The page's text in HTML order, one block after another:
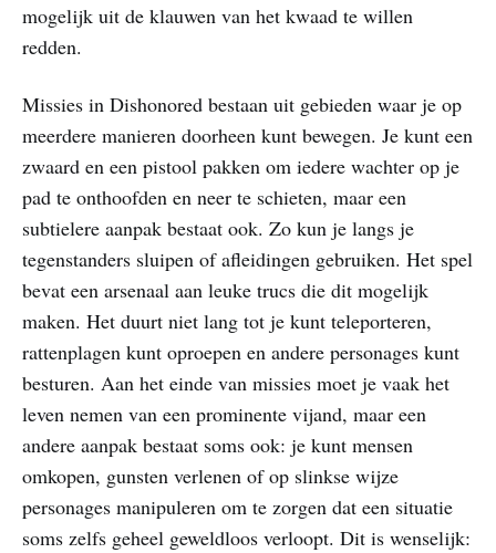
mogelijk uit de klauwen van het kwaad te willen
redden.
Missies in Dishonored bestaan uit gebieden waar je op
meerdere manieren doorheen kunt bewegen. Je kunt een
zwaard en een pistool pakken om iedere wachter op je
pad te onthoofden en neer te schieten, maar een
subtielere aanpak bestaat ook. Zo kun je langs je
tegenstanders sluipen of afleidingen gebruiken. Het spel
bevat een arsenaal aan leuke trucs die dit mogelijk
maken. Het duurt niet lang tot je kunt teleporteren,
rattenplagen kunt oproepen en andere personages kunt
besturen. Aan het einde van missies moet je vaak het
leven nemen van een prominente vijand, maar een
andere aanpak bestaat soms ook: je kunt mensen
omkopen, gunsten verlenen of op slinkse wijze
personages manipuleren om te zorgen dat een situatie
soms zelfs geheel geweldloos verloopt. Dit is wenselijk: